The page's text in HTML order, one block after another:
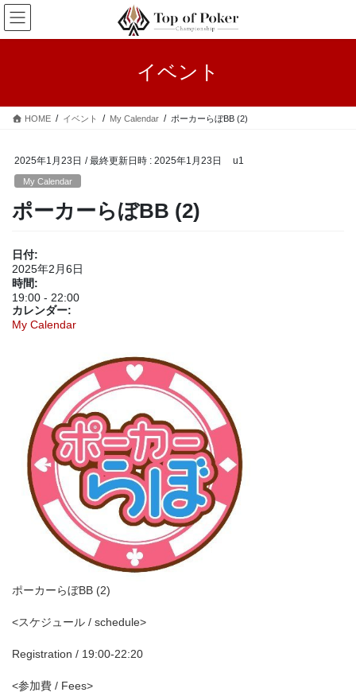
コ
ン
テ
ス
ナ
ビ
ゲ
ン
イベント
HOME イベント My Calendar ポーカーらぼBB (2)
2025年1月23日 / 最終更新日時 : 2025年1月23日 u1
My Calendar
ポーカーらぼBB (2)
日付:
2025年2月6日
時間:
19:00 - 22:00
カレンダー:
My Calendar
ポーカーらぼBB (2)
<スケジュール / schedule>
Registration / 19:00-22:20
<参加費 / Fees>